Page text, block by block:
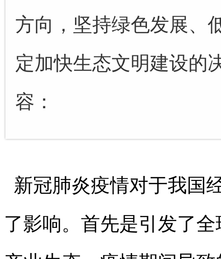
方向，坚持绿色发展、
定加快生态文明建设的
容：
新冠肺炎疫情对于我国
了影响。首先是引发了